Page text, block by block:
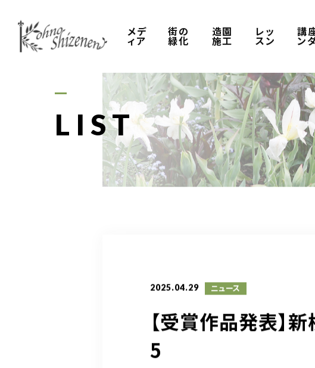
メデ
ィア
街の
緑化
造園
施工
レッ
スン
講
ン
LIST
2025.04.29 ニュース
【受賞作品発表】
5